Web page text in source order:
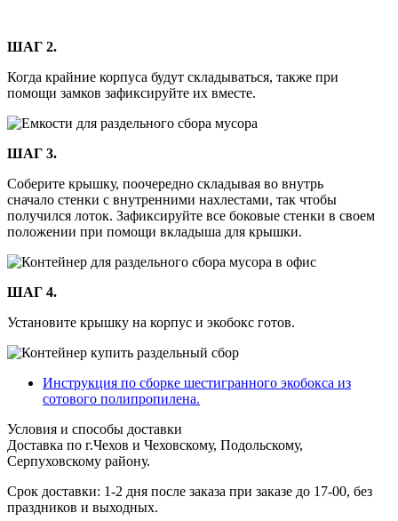
ШАГ 2.
Когда крайние корпуса будут складываться, также при
помощи замков зафиксируйте их вместе.
ШАГ 3.
Соберите крышку, поочередно складывая во внутрь
сначало стенки с внутренними нахлестами, так чтобы
получился лоток. Зафиксируйте все боковые стенки в своем
положении при помощи вкладыша для крышки.
ШАГ 4.
Установите крышку на корпус и экобокс готов.
Инструкция по сборке шестигранного экобокса из
сотового полипропилена.
Условия и способы доставки
Доставка по г.Чехов и Чеховскому, Подольскому,
Серпуховскому району.
Срок доставки: 1-2 дня после заказа при заказе до 17-00, без
праздников и выходных.